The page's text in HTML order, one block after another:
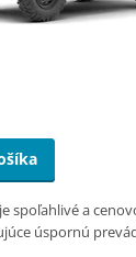
spoľahlivé a
úspornú